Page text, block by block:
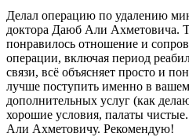
Делал операцию по удалению
доктора Даюб Али Ахметовича.
понравилось отношение и
операции, включая период
связи, всё объясняет просто и
лучше поступить именно в
дополнительных услуг (как
хорошие условия, палаты
Али Ахметовичу. Рекомендую!